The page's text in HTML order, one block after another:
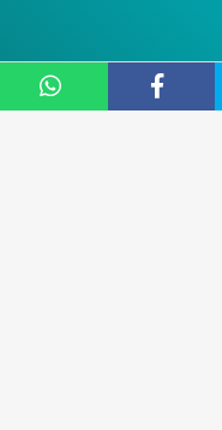
Layanan
Direktorat